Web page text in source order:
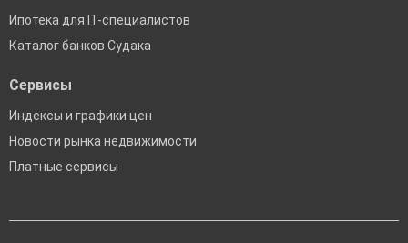
Ипотека для IT-специалистов
Каталог банков Судака
Сервисы
Индексы и графики цен
Новости рынка недвижимости
Платные сервисы